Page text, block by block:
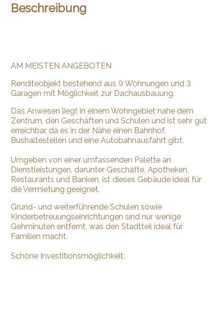
Beschreibung
AM MEISTEN ANGEBOTEN
Renditeobjekt bestehend aus 9 Wohnungen und 3
Garagen mit Möglichkeit zur Dachausbauung.
Das Anwesen liegt in einem Wohngebiet nahe dem
Zentrum, den Geschäften und Schulen und ist sehr gut
erreichbar, da es in der Nähe einen Bahnhof,
Bushaltestellen und eine Autobahnausfahrt gibt.
Umgeben von einer umfassenden Palette an
Dienstleistungen, darunter Geschäfte, Apotheken,
Restaurants und Banken, ist dieses Gebäude ideal für
die Vermietung geeignet.
Grund- und weiterführende Schulen sowie
Kinderbetreuungseinrichtungen sind nur wenige
Gehminuten entfernt, was den Stadtteil ideal für
Familien macht.
Schöne Investitionsmöglichkeit.